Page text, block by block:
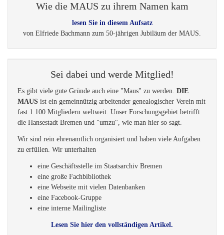
Wie die MAUS zu ihrem Namen kam
lesen Sie in diesem Aufsatz
von Elfriede Bachmann zum 50-jährigen Jubiläum der MAUS.
Sei dabei und werde Mitglied!
Es gibt viele gute Gründe auch eine "Maus" zu werden. DIE
MAUS ist ein gemeinnützig arbeitender genealogischer Verein mit
fast 1.100 Mitgliedern weltweit. Unser Forschungsgebiet betrifft
die Hansestadt Bremen und "umzu", wie man hier so sagt.
Wir sind rein ehrenamtlich organisiert und haben viele Aufgaben
zu erfüllen. Wir unterhalten
eine Geschäftsstelle im Staatsarchiv Bremen
eine große Fachbibliothek
eine Webseite mit vielen Datenbanken
eine Facebook-Gruppe
eine interne Mailingliste
Lesen Sie hier den vollständigen Artikel.